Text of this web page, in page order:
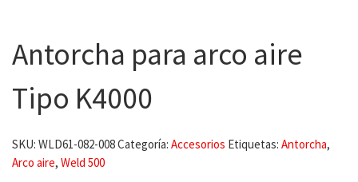
Antorcha para arco aire
Tipo K4000
SKU: WLD61-082-008Categoría: Accesorios Etiquetas: Antorcha,
Arco aire, Weld 500